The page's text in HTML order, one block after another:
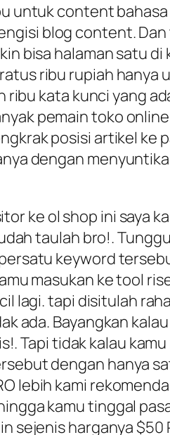
untuk content
blog content.
bisa halaman satu
ribu rupiah
kata kunci yang
pemain toko
posisi artikel ke
dengan
ke ol shop ini saya
taulah bro!.
keyword
masukan ke tool
lagi. tapi disitulah
ada. Bayangkan
Tapi tidak kalau
dengan hanya
lebih kami
kamu tinggal
harganya $50